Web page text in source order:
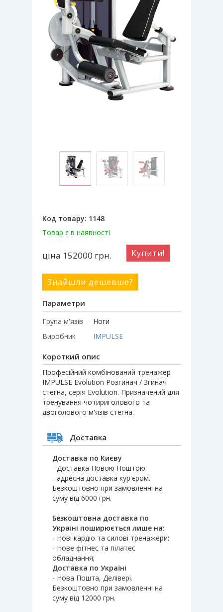
Код товару: 1148
Товар є в наявності
ціна 152000 грн. Купити!
Знайшли дешевше?
Параметри
Група м'язів
Ноги
Виробник
IMPULSE
Короткий опис
Професійний комбінований тренажер
IMPULSE Evolution Розгинач / Згинач
стегна, серія Evolution. Призначений для
тренування чотириголового та
двоголового м'язів стегна.
Доставка
Доставка по Києву
- Доставка Новою Поштою.
- адресна доставка кур'єром.
Безкоштовно при замовленні на
суму від 6000 грн.
Безкоштовна доставка по
Україні поширюється лише на:
- Нові кардіо та силові тренажери;
- Нове фітнес та пілатес
обладнання;
Доставка по Україні
- Нова Пошта, Делівері.
Безкоштовно при замовленні на
суму від 12000 грн.